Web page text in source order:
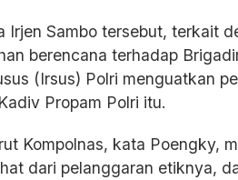
Sambo tersebut, terkait
berencana terhadap
(Irsus) Polri menguatkan
Propam Polri itu.
Kompolnas, kata Poengky,
dari pelanggaran etiknya,